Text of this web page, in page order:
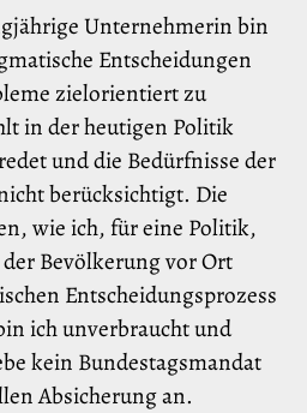
Unternehmerin bin
Entscheidungen
zielorientiert zu
in der heutigen Politik
und die Bedürfnisse der
berücksichtigt. Die
wie ich, für eine Politik,
Bevölkerung vor Ort
Entscheidungsprozess
ich unverbraucht und
kein Bundestagsmandat
Absicherung an.